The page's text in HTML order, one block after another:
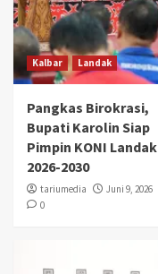
Kalbar Landak
Pangkas Birokrasi,
Bupati Karolin Siap
Pimpin KONI Landak
2026-2030
tariumedia
Juni 9, 2026
0